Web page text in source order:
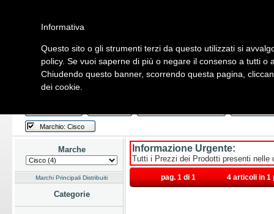
Home Listino Marchi Dati Cliente Servizi Company
Hardware Software Fotografia Telefonia Audio Video
Marchio: Cisco
Marche
Marchi Principali Distribuiti
Categorie
Informazione Urgente:
Tutti i Prezzi dei Prodotti presenti
pag. 1 di 1 4 articoli in 1
Informativa
Questo sito o gli strumenti terzi da questo utilizzati si
policy. Se vuoi saperne di più o negare il consenso a tutti o
Chiudendo questo banner, scorrendo questa pagina,
dei cookie.